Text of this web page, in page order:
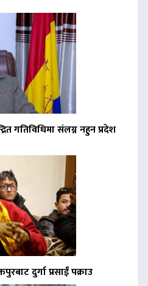
गतिविधिमा संलग्न नहुन प्रदेश
दुर्गा प्रसाईं पक्राउ